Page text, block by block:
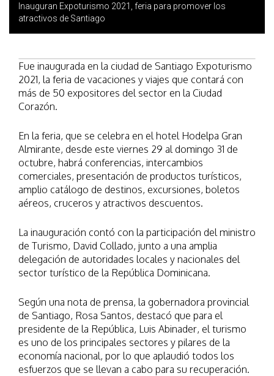
Inauguran Expoturismo 2021, feria para promover los
atractivos de Santiago
Fue inaugurada en la ciudad de Santiago Expoturismo
2021, la feria de vacaciones y viajes que contará con
más de 50 expositores del sector en la Ciudad
Corazón.
En la feria, que se celebra en el hotel Hodelpa Gran
Almirante, desde este viernes 29 al domingo 31 de
octubre, habrá conferencias, intercambios
comerciales, presentación de productos turísticos,
amplio catálogo de destinos, excursiones, boletos
aéreos, cruceros y atractivos descuentos.
La inauguración contó con la participación del ministro
de Turismo, David Collado, junto a una amplia
delegación de autoridades locales y nacionales del
sector turístico de la República Dominicana.
Según una nota de prensa, la gobernadora provincial
de Santiago, Rosa Santos, destacó que para el
presidente de la República, Luis Abinader, el turismo
es uno de los principales sectores y pilares de la
economía nacional, por lo que aplaudió todos los
esfuerzos que se llevan a cabo para su recuperación.